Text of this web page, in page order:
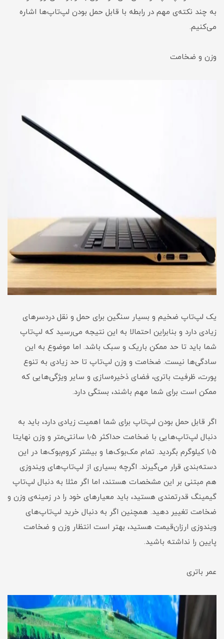
به چند نکته‌ی مهم در رابطه با قابل حمل بودن لپ‌تاپ‌ها اشاره
می‌کنیم.
وزن و ضخامت
یک لپ‌تاپ ضخیم و بسیار سنگین برای حمل و نقل دردسرهای
زیادی دارد و بنابراین احتمالا به این نتیجه می‌رسید که لپ‌تاپ
شما باید تا حد ممکن باریک و سبک باشد. اما موضوع به این
سادگی‌ها نیست. ضخامت و وزن لپ‌تاپ تا حد زیادی به تنوع
پورت، ظرفیت باتری، فضای ذخیره‌سازی و سایر ویژگی‌هایی که
ممکن است برای شما مهم باشند، بستگی دارد.
اگر قابل حمل بودن لپ‌تاپ برای شما اهمیت زیادی دارد، باید به
دنبال لپ‌تاپ‌هایی با ضخامت حداکثر ۱٫۵ سانتی‌متر و وزن نهایتا
۱٫۵ کیلوگرم بگردید. تمام مک‌بوک‌ها و بیشتر کروم‌بوک‌ها در این
دسته‌بندی قرار می‌گیرند. اگرچه بسیاری از لپ‌تاپ‌های ویندوزی
هم مبتنی بر این مشخصات هستند، اما اگر مثلا به دنبال لپ‌تاپ
گیمینگ قدرتمندی هستید، باید معیارهای خود را در زمینه‌ی وزن و
ضخامت تغییر دهید. همچنین اگر به دنبال خرید لپ‌تاپ‌های
ویندوزی ارزان‌قیمت هستید، بهتر است انتظار وزن و ضخامت
پایین را نداشته باشید.
عمر باتری